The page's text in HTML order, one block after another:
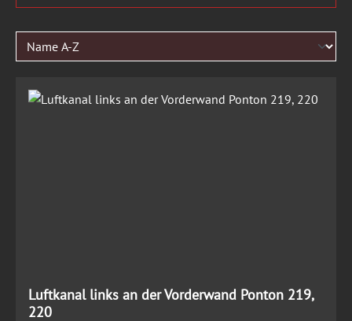
Luftkanal links an der Vorderwand Ponton 219,
220